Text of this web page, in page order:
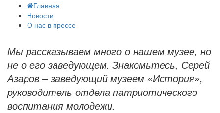
Главная
Новости
О нас в прессе
Мы рассказываем много о нашем музее, но
не о его заведующем. Знакомьтесь, Серей
Азаров – заведующий музеем «История»,
руководитель отдела патриотического
воспитания молодежи.